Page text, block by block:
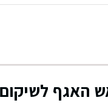
האגף לשיקום